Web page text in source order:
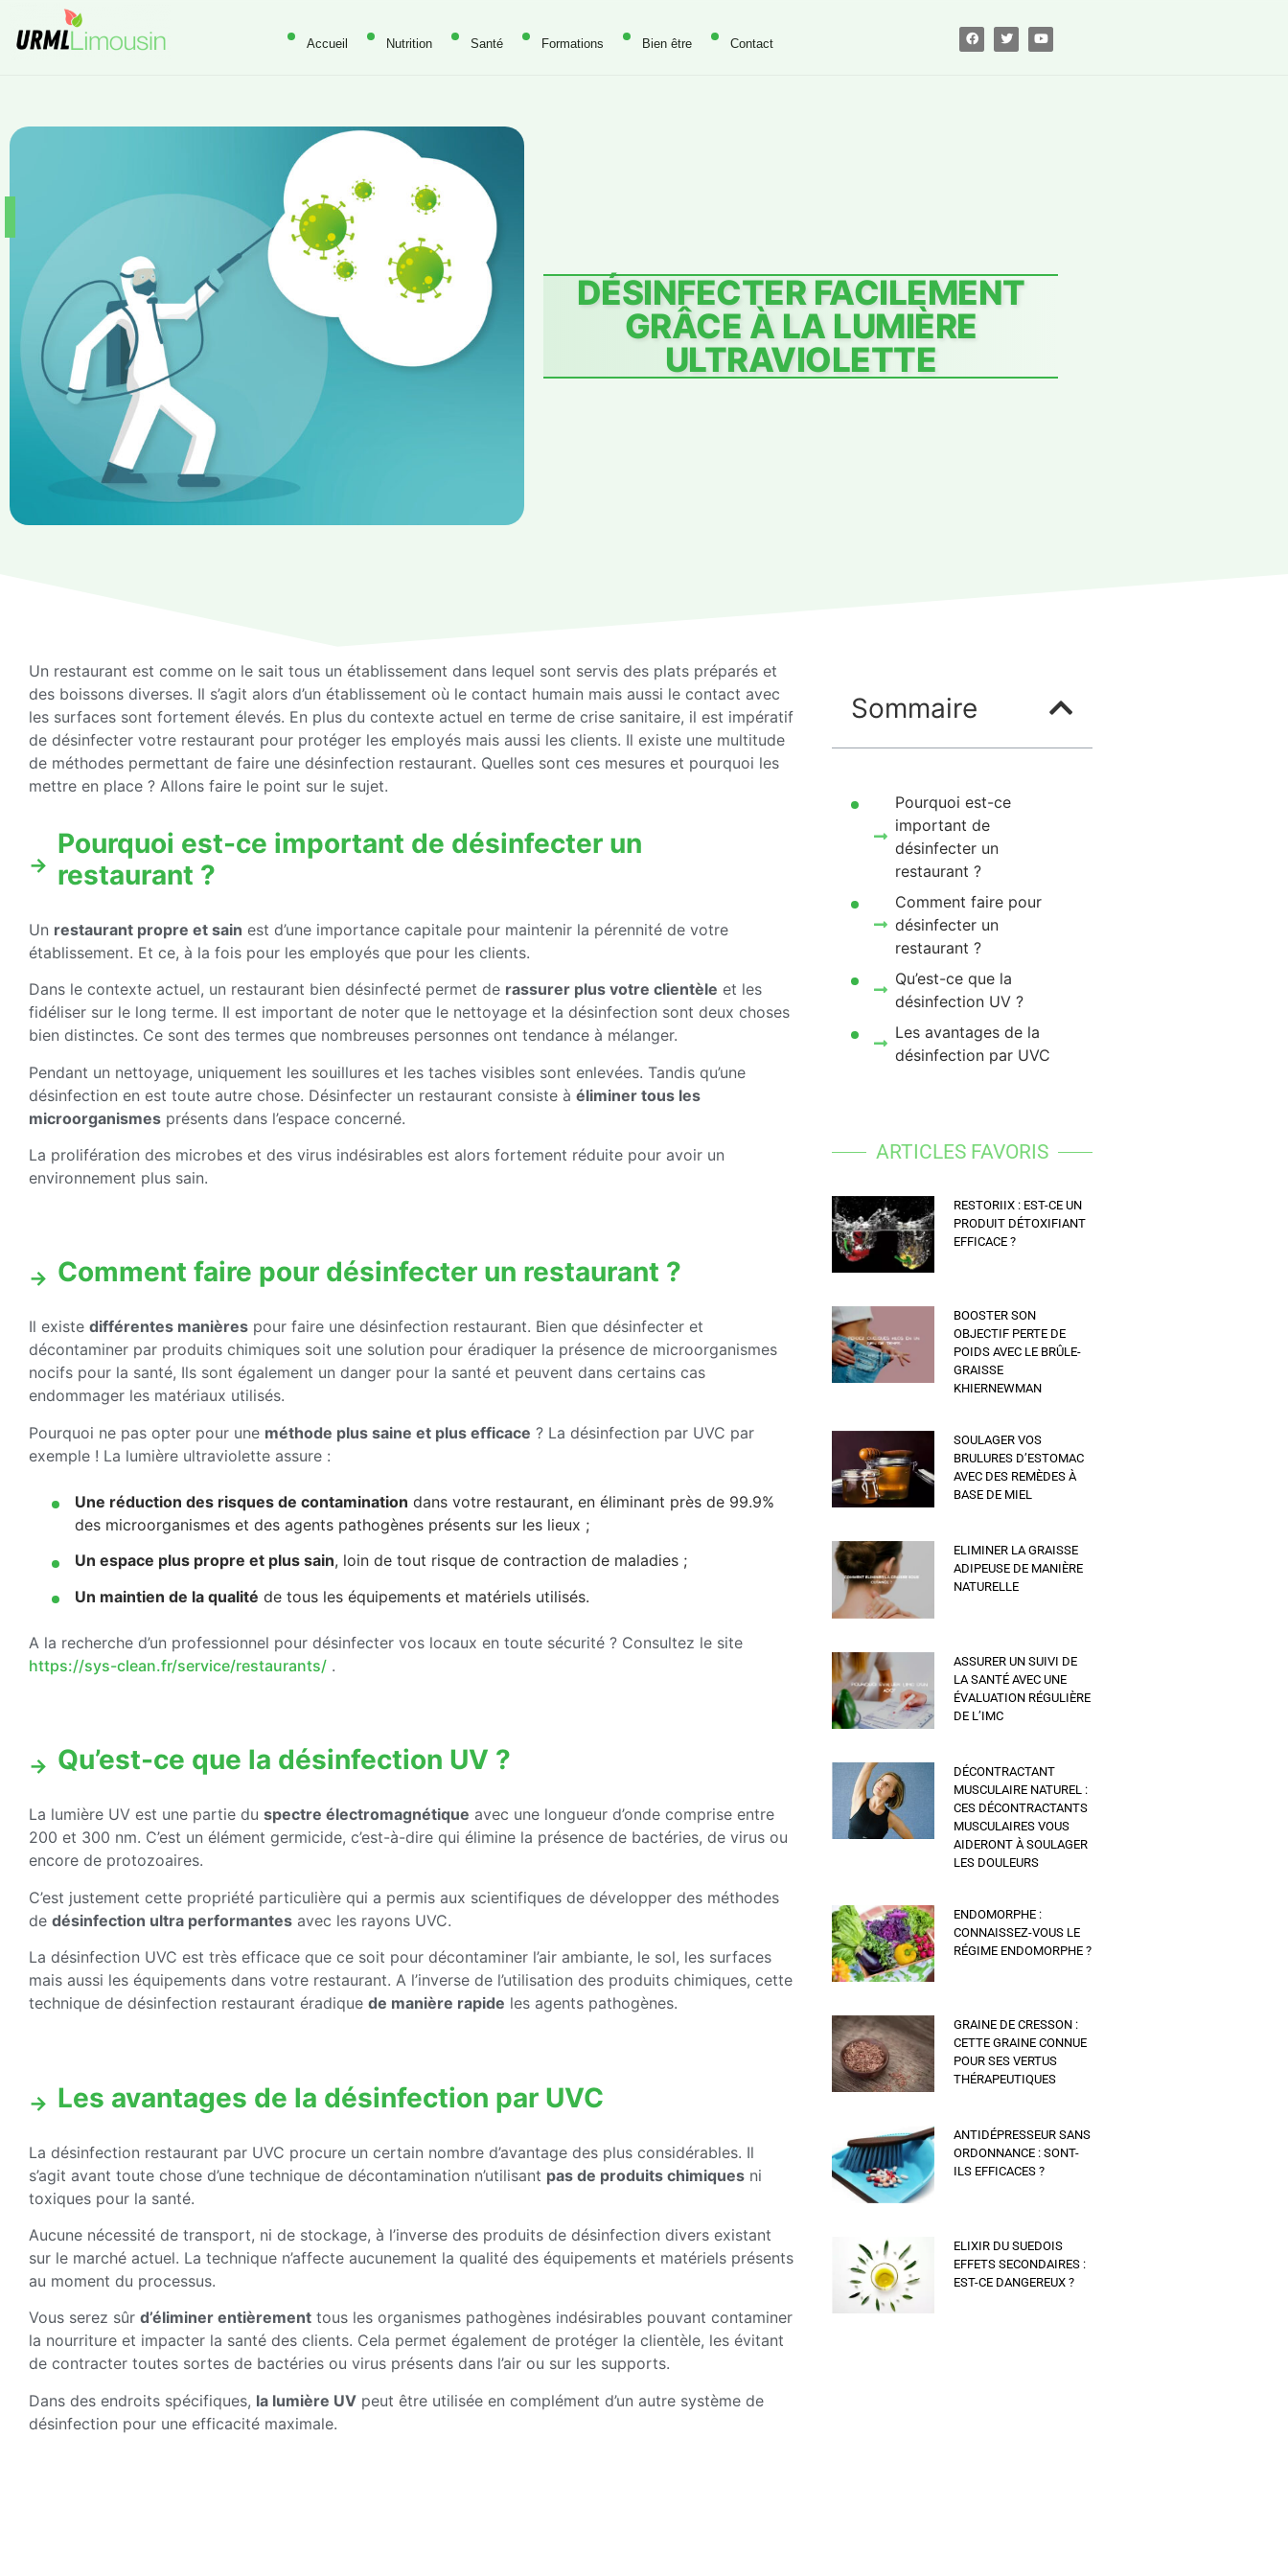
Accueil Nutrition Santé Formations Bien être Contact
DÉSINFECTER FACILEMENT
GRÂCE À LA LUMIÈRE
ULTRAVIOLETTE
Un restaurant est comme on le sait tous un établissement dans lequel sont servis des plats préparés et
des boissons diverses. Il s’agit alors d’un établissement où le contact humain mais aussi le contact avec
les surfaces sont fortement élevés. En plus du contexte actuel en terme de crise sanitaire, il est impératif
de désinfecter votre restaurant pour protéger les employés mais aussi les clients. Il existe une multitude
de méthodes permettant de faire une désinfection restaurant. Quelles sont ces mesures et pourquoi les
mettre en place ? Allons faire le point sur le sujet.
Pourquoi est-ce important de désinfecter un
restaurant ?
Un restaurant propre et sain est d’une importance capitale pour maintenir la pérennité de votre
établissement. Et ce, à la fois pour les employés que pour les clients.
Dans le contexte actuel, un restaurant bien désinfecté permet de rassurer plus votre clientèle et les
fidéliser sur le long terme. Il est important de noter que le nettoyage et la désinfection sont deux choses
bien distinctes. Ce sont des termes que nombreuses personnes ont tendance à mélanger.
Pendant un nettoyage, uniquement les souillures et les taches visibles sont enlevées. Tandis qu’une
désinfection en est toute autre chose. Désinfecter un restaurant consiste à éliminer tous les
microorganismes présents dans l’espace concerné.
La prolifération des microbes et des virus indésirables est alors fortement réduite pour avoir un
environnement plus sain.
Comment faire pour désinfecter un restaurant ?
Il existe différentes manières pour faire une désinfection restaurant. Bien que désinfecter et
décontaminer par produits chimiques soit une solution pour éradiquer la présence de microorganismes
nocifs pour la santé, Ils sont également un danger pour la santé et peuvent dans certains cas
endommager les matériaux utilisés.
Pourquoi ne pas opter pour une méthode plus saine et plus efficace ? La désinfection par UVC par
exemple ! La lumière ultraviolette assure :
Une réduction des risques de contamination dans votre restaurant, en éliminant près de 99.9%
des microorganismes et des agents pathogènes présents sur les lieux ;
Un espace plus propre et plus sain, loin de tout risque de contraction de maladies ;
Un maintien de la qualité de tous les équipements et matériels utilisés.
A la recherche d’un professionnel pour désinfecter vos locaux en toute sécurité ? Consultez le site
https://sys-clean.fr/service/restaurants/ .
Qu’est-ce que la désinfection UV ?
La lumière UV est une partie du spectre électromagnétique avec une longueur d’onde comprise entre
200 et 300 nm. C’est un élément germicide, c’est-à-dire qui élimine la présence de bactéries, de virus ou
encore de protozoaires.
C’est justement cette propriété particulière qui a permis aux scientifiques de développer des méthodes
de désinfection ultra performantes avec les rayons UVC.
La désinfection UVC est très efficace que ce soit pour décontaminer l’air ambiante, le sol, les surfaces
mais aussi les équipements dans votre restaurant. A l’inverse de l’utilisation des produits chimiques, cette
technique de désinfection restaurant éradique de manière rapide les agents pathogènes.
Les avantages de la désinfection par UVC
La désinfection restaurant par UVC procure un certain nombre d’avantage des plus considérables. Il
s’agit avant toute chose d’une technique de décontamination n’utilisant pas de produits chimiques ni
toxiques pour la santé.
Aucune nécessité de transport, ni de stockage, à l’inverse des produits de désinfection divers existant
sur le marché actuel. La technique n’affecte aucunement la qualité des équipements et matériels présents
au moment du processus.
Vous serez sûr d’éliminer entièrement tous les organismes pathogènes indésirables pouvant contaminer
la nourriture et impacter la santé des clients. Cela permet également de protéger la clientèle, les évitant
de contracter toutes sortes de bactéries ou virus présents dans l’air ou sur les supports.
Dans des endroits spécifiques, la lumière UV peut être utilisée en complément d’un autre système de
désinfection pour une efficacité maximale.
Sommaire
Pourquoi est-ce
important de
désinfecter un
restaurant ?
Comment faire pour
désinfecter un
restaurant ?
Qu’est-ce que la
désinfection UV ?
Les avantages de la
désinfection par UVC
ARTICLES FAVORIS
RESTORIIX : EST-CE UN
PRODUIT DÉTOXIFIANT
EFFICACE ?
BOOSTER SON
OBJECTIF PERTE DE
POIDS AVEC LE BRÛLE-
GRAISSE
KHIERNEWMAN
SOULAGER VOS
BRULURES D’ESTOMAC
AVEC DES REMÈDES À
BASE DE MIEL
ELIMINER LA GRAISSE
ADIPEUSE DE MANIÈRE
NATURELLE
ASSURER UN SUIVI DE
LA SANTÉ AVEC UNE
ÉVALUATION RÉGULIÈRE
DE L’IMC
DÉCONTRACTANT
MUSCULAIRE NATUREL :
CES DÉCONTRACTANTS
MUSCULAIRES VOUS
AIDERONT À SOULAGER
LES DOULEURS
ENDOMORPHE :
CONNAISSEZ-VOUS LE
RÉGIME ENDOMORPHE ?
GRAINE DE CRESSON :
CETTE GRAINE CONNUE
POUR SES VERTUS
THÉRAPEUTIQUES
ANTIDÉPRESSEUR SANS
ORDONNANCE : SONT-
ILS EFFICACES ?
ELIXIR DU SUEDOIS
EFFETS SECONDAIRES :
EST-CE DANGEREUX ?